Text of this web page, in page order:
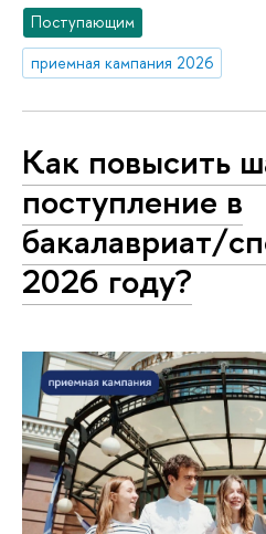
Поступающим
приемная кампания 2026
Как повысить
поступление в
бакалавриат/
2026 году?